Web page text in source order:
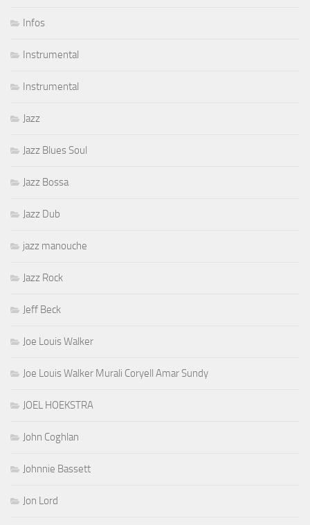
Infos
Instrumental
Instrumental
Jazz
Jazz Blues Soul
Jazz Bossa
Jazz Dub
jazz manouche
Jazz Rock
Jeff Beck
Joe Louis Walker
Joe Louis Walker Murali Coryell Amar Sundy
JOEL HOEKSTRA
John Coghlan
Johnnie Bassett
Jon Lord